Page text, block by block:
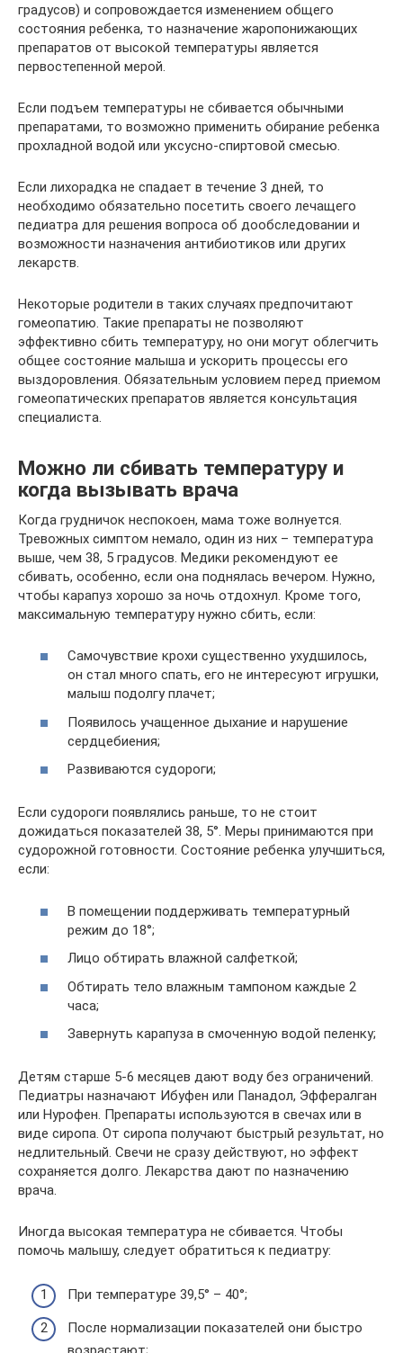
градусов) и сопровождается изменением общего
состояния ребенка, то назначение жаропонижающих
препаратов от высокой температуры является
первостепенной мерой.
Если подъем температуры не сбивается обычными
препаратами, то возможно применить обирание ребенка
прохладной водой или уксусно-спиртовой смесью.
Если лихорадка не спадает в течение 3 дней, то
необходимо обязательно посетить своего лечащего
педиатра для решения вопроса об дообследовании и
возможности назначения антибиотиков или других
лекарств.
Некоторые родители в таких случаях предпочитают
гомеопатию. Такие препараты не позволяют
эффективно сбить температуру, но они могут облегчить
общее состояние малыша и ускорить процессы его
выздоровления. Обязательным условием перед приемом
гомеопатических препаратов является консультация
специалиста.
Можно ли сбивать температуру и
когда вызывать врача
Когда грудничок неспокоен, мама тоже волнуется.
Тревожных симптом немало, один из них – температура
выше, чем 38, 5 градусов. Медики рекомендуют ее
сбивать, особенно, если она поднялась вечером. Нужно,
чтобы карапуз хорошо за ночь отдохнул. Кроме того,
максимальную температуру нужно сбить, если:
Самочувствие крохи существенно ухудшилось,
он стал много спать, его не интересуют игрушки,
малыш подолгу плачет;
Появилось учащенное дыхание и нарушение
сердцебиения;
Развиваются судороги;
Если судороги появлялись раньше, то не стоит
дожидаться показателей 38, 5°. Меры принимаются при
судорожной готовности. Состояние ребенка улучшиться,
если:
В помещении поддерживать температурный
режим до 18°;
Лицо обтирать влажной салфеткой;
Обтирать тело влажным тампоном каждые 2
часа;
Завернуть карапуза в смоченную водой пеленку;
Детям старше 5-6 месяцев дают воду без ограничений.
Педиатры назначают Ибуфен или Панадол, Эффералган
или Нурофен. Препараты используются в свечах или в
виде сиропа. От сиропа получают быстрый результат, но
недлительный. Свечи не сразу действуют, но эффект
сохраняется долго. Лекарства дают по назначению
врача.
Иногда высокая температура не сбивается. Чтобы
помочь малышу, следует обратиться к педиатру:
При температуре 39,5° – 40°;
После нормализации показателей они быстро